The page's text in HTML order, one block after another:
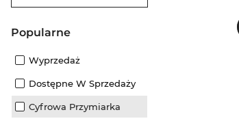
Popularne
Wyprzedaż
Dostępne W Sprzedaży
Cyfrowa Przymiarka